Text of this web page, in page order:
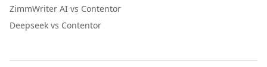
ZimmWriter AI vs Contentor
Deepseek vs Contentor